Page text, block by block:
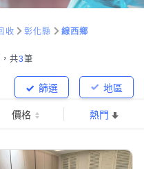
收 彰化縣 線西鄉
共3筆
地區
篩選
價格 熱門